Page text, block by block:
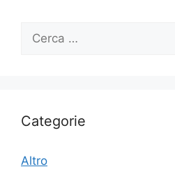
per:
Categorie
Altro